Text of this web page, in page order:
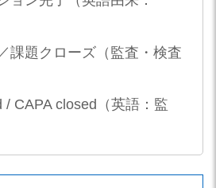
課題クローズ（監査・検査
/ CAPA closed（英語：監